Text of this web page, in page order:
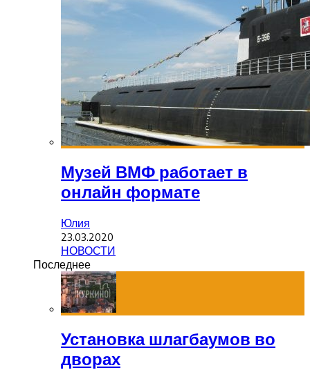
Музей ВМФ работает в
онлайн формате
Юлия
23.03.2020
НОВОСТИ
Последнее
Установка шлагбаумов во
дворах